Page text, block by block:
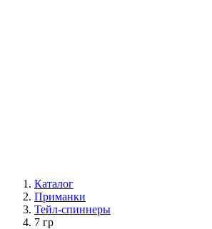
Каталог
Приманки
Тейл-спиннеры
7 гр